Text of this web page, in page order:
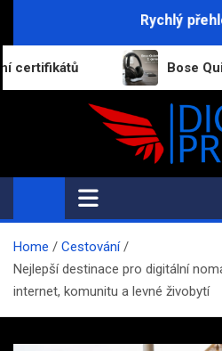
Rychlý
Bose QuietComfort 2nd
Digital-Press.cz
Kvalitní informace pro každý den
Home
Cestování
Nejlepší destinace pro digitální
internet, komunitu a levné živobytí